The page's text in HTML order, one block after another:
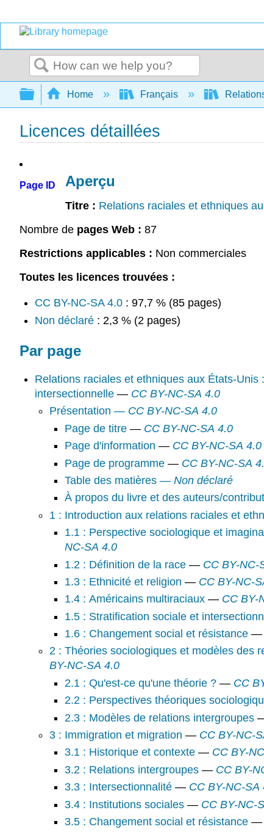
Search
Expand/collapse global hierarchy
Home Français
Licences détaillées
Page ID Aperçu
Titre : Relations raciales et ethniques
Nombre de pages Web : 87
Restrictions applicables : Non commerciales
Toutes les licences trouvées :
CC BY-NC-SA 4.0: 97,7 % (85 pages)
Non déclaré: 2,3 % (2 pages)
Par page
Relations raciales et ethniques aux États-Unis
intersectionnelle— CC BY-NC-SA 4.0
Présentation — CC BY-NC-SA 4.0
Page de titre— CC BY-NC-SA 4.0
Page d'information — CC BY-NC-SA 4.0
Page de programme— CC BY-NC-SA
Table des matières — Non déclaré
À propos du livre et des auteurs/
1 : Introduction aux relations raciales et
1.1 : Perspective sociologique et
NC-SA 4.0
1.2 : Définition de la race— CC BY-NC-
1.3 : Ethnicité et religion — CC BY-NC-
1.4 : Américains multiraciaux— CC BY-
1.5 : Stratification sociale et
1.6 : Changement social et résistance—
2 : Théories sociologiques et modèles des
BY-NC-SA 4.0
2.1 : Qu'est-ce qu'une théorie ? — CC
2.2 : Perspectives théoriques
2.3 : Modèles de relations intergroupes
3 : Immigration et migration — CC BY-NC-
3.1 : Historique et contexte— CC BY-
3.2 : Relations intergroupes— CC BY-
3.3 : Intersectionnalité— CC BY-NC-SA
3.4 : Institutions sociales— CC BY-NC-
3.5 : Changement social et résistance—